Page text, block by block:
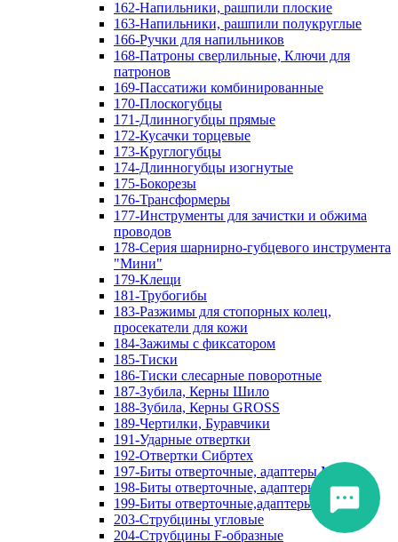
162-Напильники, рашпили плоские
163-Напильники, рашпили полукруглые
166-Ручки для напильников
168-Патроны сверлильные, Ключи для
патронов
169-Пассатижи комбинированные
170-Плоскогубцы
171-Длинногубцы прямые
172-Кусачки торцевые
173-Круглогубцы
174-Длинногубцы изогнутые
175-Бокорезы
176-Трансформеры
177-Инструменты для зачистки и обжима
проводов
178-Серия шарнирно-губцевого инструмента
"Мини"
179-Клещи
181-Трубогибы
183-Разжимы для стопорных колец,
просекатели для кожи
184-Зажимы с фиксатором
185-Тиски
186-Тиски слесарные поворотные
187-Зубила, Керны Шило
188-Зубила, Керны GROSS
189-Чертилки, Буравчики
191-Ударные отвертки
192-Отвертки Сибртех
197-Биты отверточные, адаптеры Matrix
198-Биты отверточные, адаптеры Прочие
199-Биты отверточные,адаптеры Сибртех
203-Струбцины угловые
204-Струбцины F-образные